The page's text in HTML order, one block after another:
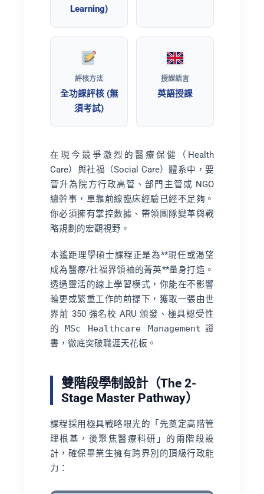
Learning)
評核方法
全功課評核 (無
須考試)
授課語言
英語授課
在現今競爭激烈的醫療保健（Health
Care）與社福（Social Care）體系中，要
晉升為院方行政高管、部門主管或 NGO
總幹事，單靠前線臨床經驗已經不足夠。
你必須擁有掌控數據、帶領團隊變革與戰
略規劃的宏觀視野。
本遙距理學碩士課程正是為**現任或渴望
成為醫療/社福界領袖的菁英**量身打造。
透過靈活的線上學習模式，你能在不影響
輪更或繁重工作的前提下，獲取一張由世
界前 350 強名校 ARU 頒發、極具認受性
的 MSc Healthcare Management 證
書，徹底突破職涯天花板。
雙階段學制設計（The 2-
Stage Master Pathway）
課程採用極具戰略眼光的「先奠定高階管
理根基，後聚焦醫療科研」的兩階段設
計，確保畢業生擁有跨界別的頂級行政能
力：